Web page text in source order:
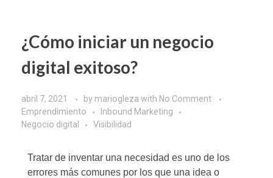
¿Cómo iniciar un negocio
digital exitoso?
abril 7, 2021 by mariogleza with No Comment
Emprendimiento
Inbound Marketing
Negocio digital
Visibilidad
Tratar de inventar una necesidad es uno de los
errores más comunes por los que una idea o